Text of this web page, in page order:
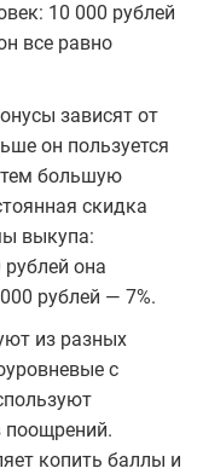
10 000 рублей
все равно
зависят от
он пользуется
большую
скидка
выкупа:
она
рублей — 7%.
из разных
с
поощрений.
копить баллы и